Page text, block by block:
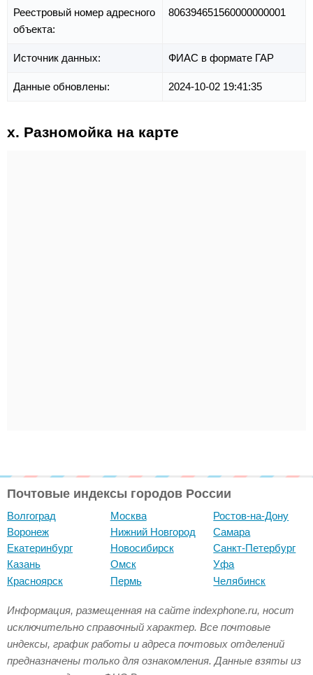
Реестровый номер адресного
объекта:
806394651560000000001
Источник данных: ФИАС в формате ГАР
Данные обновлены: 2024-10-02 19:41:35
х. Разномойка на карте
Почтовые индексы городов России
Волгоград
Воронеж
Екатеринбург
Казань
Красноярск
Москва
Нижний Новгород
Новосибирск
Омск
Пермь
Ростов-на-Дону
Самара
Санкт-Петербург
Уфа
Челябинск
Информация, размещенная на сайте indexphone.ru, носит
исключительно справочный характер. Все почтовые
индексы, график работы и адреса почтовых отделений
предназначены только для ознакомления. Данные взяты из